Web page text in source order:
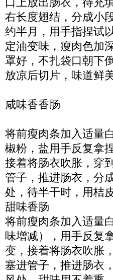
右长度翅结，分成小
约半月，用手指捏试
定油变味，瘦肉色加
罩好，不扎袋口朝下
放凉后切片，味道鲜美
咸味香香肠
将前瘦肉条加入适量
椒粉，盐用手反复拿
接着将肠衣吹胀，穿
管子，推进肠衣，分
处，待半干时，用桔
甜味香肠
将前瘦肉条加入适量
味增减），用手反复
变，接着将肠衣吹胀
塞进管子，推进肠衣